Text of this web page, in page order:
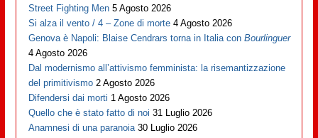
Street Fighting Men 5 Agosto 2026
Si alza il vento / 4 – Zone di morte 4 Agosto 2026
Genova è Napoli: Blaise Cendrars torna in Italia conBourlinguer
4 Agosto 2026
Dal modernismo all’attivismo femminista: la risemantizzazione
del primitivismo 2 Agosto 2026
Difendersi dai morti 1 Agosto 2026
Quello che è stato fatto di noi 31 Luglio 2026
Anamnesi di una paranoia 30 Luglio 2026